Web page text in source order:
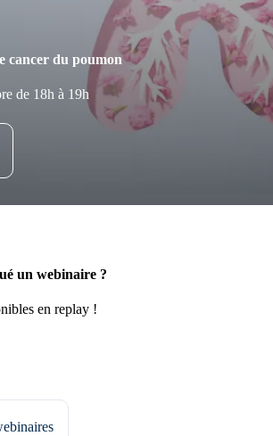
cancer du poumon
de 18h à 19h
un webinaire ?
en replay !